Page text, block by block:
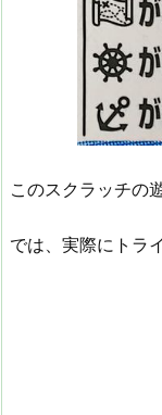
このスクラッチの
では、実際にトラ